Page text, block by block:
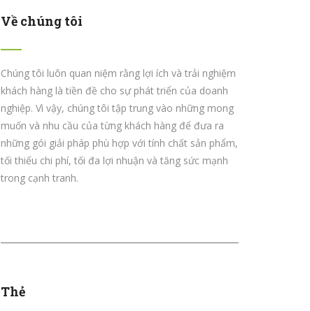
Về chúng tôi
Chúng tôi luôn quan niệm rằng lợi ích và trải nghiệm
khách hàng là tiền đề cho sự phát triển của doanh
nghiệp. Vì vậy, chúng tôi tập trung vào những mong
muốn và nhu cầu của từng khách hàng để đưa ra
những gói giải pháp phù hợp với tính chất sản phẩm,
tối thiểu chi phí, tối đa lợi nhuận và tăng sức mạnh
trong cạnh tranh.
Thẻ